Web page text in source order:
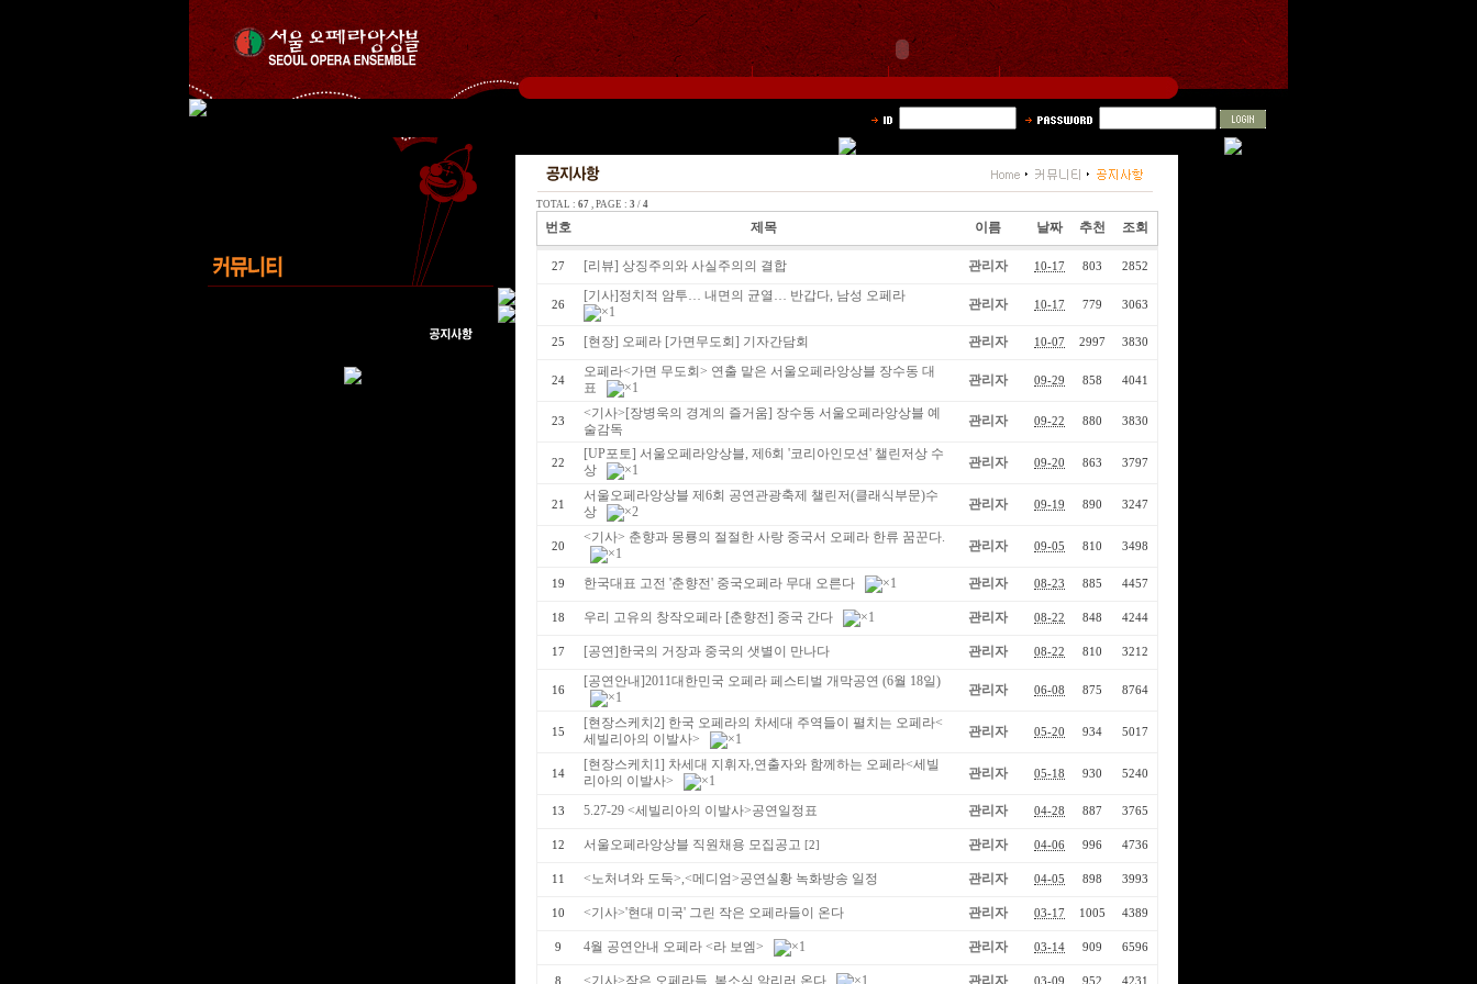
TOTAL : 67, PAGE : 3 / 4
번호 제목 이름 날짜 추천 조회
27 [리뷰] 상징주의와 사실주의의 결합 관리자 10-17 803 2852
26
[기사]정치적 암투… 내면의 균열… 반갑다, 남성 오페라
관리자 10-17 779 3063
25 [현장] 오페라 [가면무도회] 기자간담회 관리자 10-07 2997 3830
24
오페라<가면 무도회> 연출 맡은 서울오페라앙상블 장수동 대
표
관리자 09-29 858 4041
23
<기사>[장병욱의 경계의 즐거움] 장수동 서울오페라앙상블 예
술감독
관리자 09-22 880 3830
22
[UP포토] 서울오페라앙상블, 제6회 '코리아인모션' 챌린저상 수
상
관리자 09-20 863 3797
21
서울오페라앙상블 제6회 공연관광축제 챌린저(클래식부문)수
상
관리자 09-19 890 3247
20
<기사> 춘향과 몽룡의 절절한 사랑 중국서 오페라 한류 꿈꾼다.
관리자 09-05 810 3498
19 한국대표 고전 '춘향전' 중국오페라 무대 오른다 관리자 08-23 885 4457
18 우리 고유의 창작오페라 [춘향전] 중국 간다 관리자 08-22 848 4244
17 [공연]한국의 거장과 중국의 샛별이 만나다 관리자 08-22 810 3212
16
[공연안내]2011대한민국 오페라 페스티벌 개막공연 (6월 18일)
관리자 06-08 875 8764
15
[현장스케치2] 한국 오페라의 차세대 주역들이 펼치는 오페라<
세빌리아의 이발사>
관리자 05-20 934 5017
14
[현장스케치1] 차세대 지휘자,연출자와 함께하는 오페라<세빌
리아의 이발사>
관리자 05-18 930 5240
13 5.27-29 <세빌리아의 이발사>공연일정표 관리자 04-28 887 3765
12 서울오페라앙상블 직원채용 모집공고 [2] 관리자 04-06 996 4736
11 <노처녀와 도둑>,<메디엄>공연실황 녹화방송 일정 관리자 04-05 898 3993
10 <기사>'현대 미국' 그린 작은 오페라들이 온다 관리자 03-17 1005 4389
9 4월 공연안내 오페라 <라 보엠> 관리자 03-14 909 6596
8 <기사>작은 오페라들, 봄소식 알리러 온다 관리자 03-09 952 4231